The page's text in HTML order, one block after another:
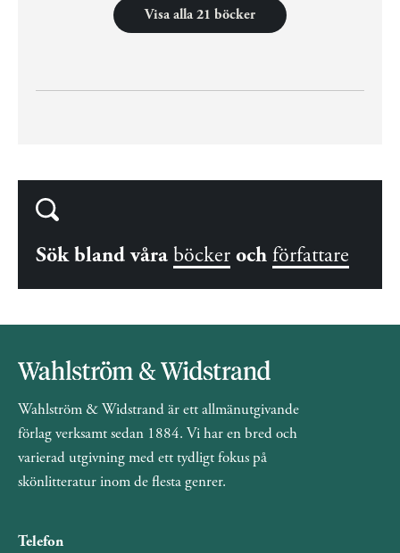
Visa alla 21 böcker
Sök bland våra böcker och författare
Wahlström & Widstrand är ett allmänutgivande
förlag verksamt sedan 1884. Vi har en bred och
varierad utgivning med ett tydligt fokus på
skönlitteratur inom de flesta genrer.
Telefon